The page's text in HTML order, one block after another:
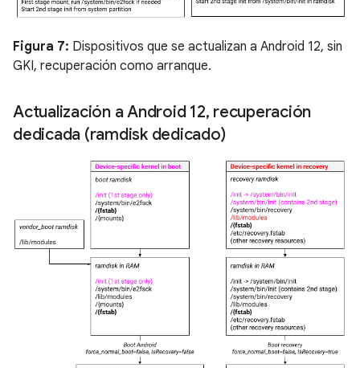
Figura 7: Dispositivos que se actualizan a Android 12, sin
GKI, recuperación como arranque.
Actualización a Android 12, recuperación
dedicada (ramdisk dedicado)